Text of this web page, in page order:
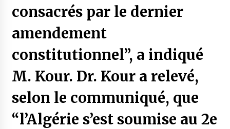
consacrés par le dernier
amendement
constitutionnel”, a indiqué
M. Kour. Dr. Kour a relevé,
selon le communiqué, que
“l’Algérie s’est soumise au 2e